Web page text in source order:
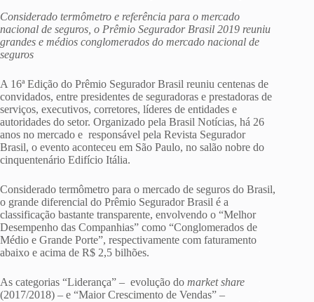
Considerado termômetro e referência para o mercado
nacional de seguros, o Prêmio Segurador Brasil 2019 reuniu
grandes e médios conglomerados do mercado nacional de
seguros
A 16ª Edição do Prêmio Segurador Brasil reuniu centenas de
convidados, entre presidentes de seguradoras e prestadoras de
serviços, executivos, corretores, líderes de entidades e
autoridades do setor. Organizado pela Brasil Notícias, há 26
anos no mercado e responsável pela Revista Segurador
Brasil, o evento aconteceu em São Paulo, no salão nobre do
cinquentenário Edifício Itália.
Considerado termômetro para o mercado de seguros do Brasil,
o grande diferencial do Prêmio Segurador Brasil é a
classificação bastante transparente, envolvendo o “Melhor
Desempenho das Companhias” como “Conglomerados de
Médio e Grande Porte”, respectivamente com faturamento
abaixo e acima de R$ 2,5 bilhões.
As categorias “Liderança” – evolução do market share
(2017/2018) – e “Maior Crescimento de Vendas” –